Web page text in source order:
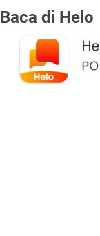
Baca di Helo